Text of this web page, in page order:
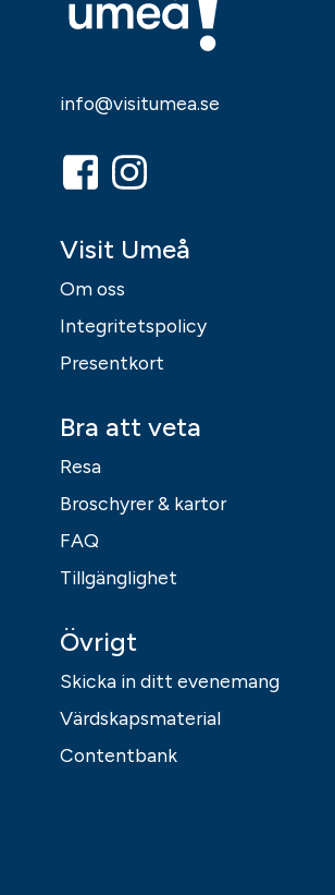
info@visitumea.se
Visit Umeå
Om oss
Integritetspolicy
Presentkort
Bra att veta
Resa
Broschyrer & kartor
FAQ
Tillgänglighet
Övrigt
Skicka in ditt evenemang
Värdskapsmaterial
Contentbank